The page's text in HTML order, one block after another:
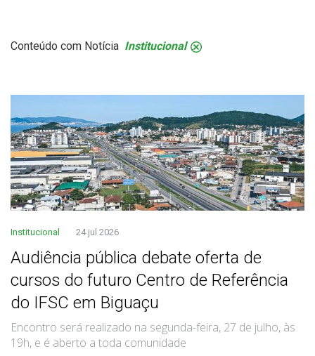
Conteúdo com Notícia Institucional .
Institucional 24 jul 2026
Audiência pública debate oferta de
cursos do futuro Centro de Referência
do IFSC em Biguaçu
Encontro será realizado na segunda-feira, 27 de julho, às
19h, e é aberto a toda comunidade